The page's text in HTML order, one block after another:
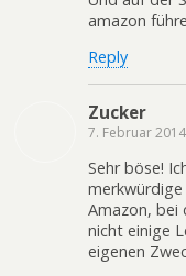
amazon
Reply
Zucker
7. Februar 2014
Sehr böse!
Amazon, bei
nicht einige
eigenen